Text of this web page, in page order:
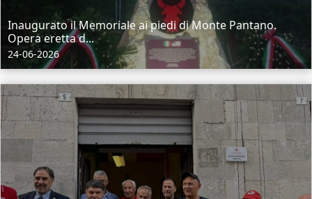
Inaugurato il Memoriale ai piedi di Monte Pantano.
Opera eretta d...
24-06-2026